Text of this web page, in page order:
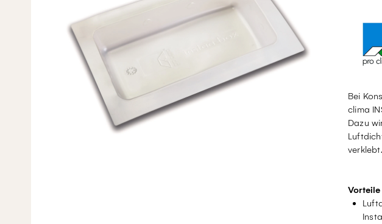
Bei
clima
Dazu
verklebt.
Vorteile